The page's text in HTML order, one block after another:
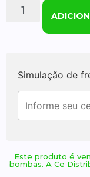
Simulação de
Este produto é
bombas. A Ce